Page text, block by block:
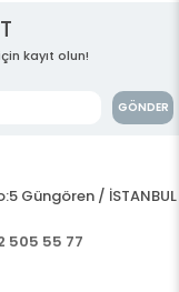
kayıt olun!
GÖNDER
Güngören / İSTANBUL
505 55 77